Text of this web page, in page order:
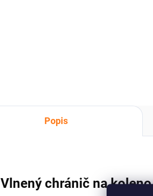
Popis
Vlnený chránič na